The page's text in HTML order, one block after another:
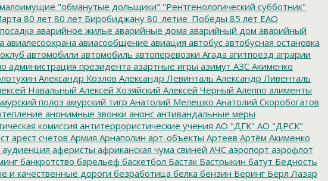
"обманутые дольщики" "Рентгенологический субботник"
80 лет 80 лет Биробиджану 80_летие_Победы 85 лет ЕАО
аварийное жилье аварийные дома аварийный дом аварийный
авиалесоохрана авиасообщение авиация автобус автобусная остановка
автомобили автомобиль автоперевозки Агада агитпоезд аграрии
администрация президента азартные игры азимут АЗС Акименко
Александр Козлов Александр Левинталь Александр Ливенталь
Навальный Алексей Хозяйский Алексей Черный Алеппо алименты
полоз амурский тигр Анатолий Мелешко Анатолий Скоробогатов
анонимные звонки анонс антивандальные меры
комиссия антитеррористические учения АО "ДГК" АО "ДРСК"
арест счетов Армия Арнаполин арт-объекты Артеев Артём Акименко
аудиенция аферисты африканская чума свиней АЧС аэропорт аэрофлот
банкротство барельеф баскетбол Бастак Бастрыкин батут Бедность
и качественные дороги безработица белка бензин Беринг Берл Лазар